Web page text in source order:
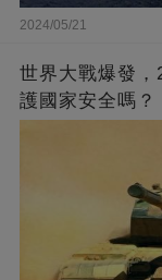
2024/05/21
世界大戰爆發
護國家安全嗎？